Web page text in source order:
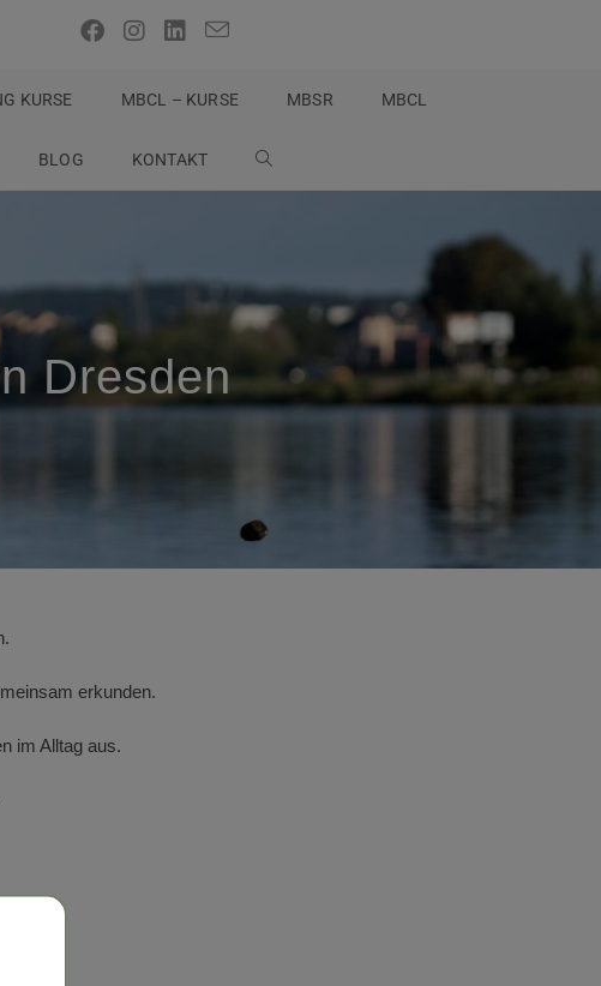
KURSE MBCL – KURSE MBSR MBCL
BLOG KONTAKT
Dresden
erkunden.
im Alltag aus.